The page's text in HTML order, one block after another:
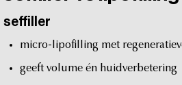
seffiller
micro-lipofilling met
geeft volume én huidverbetering